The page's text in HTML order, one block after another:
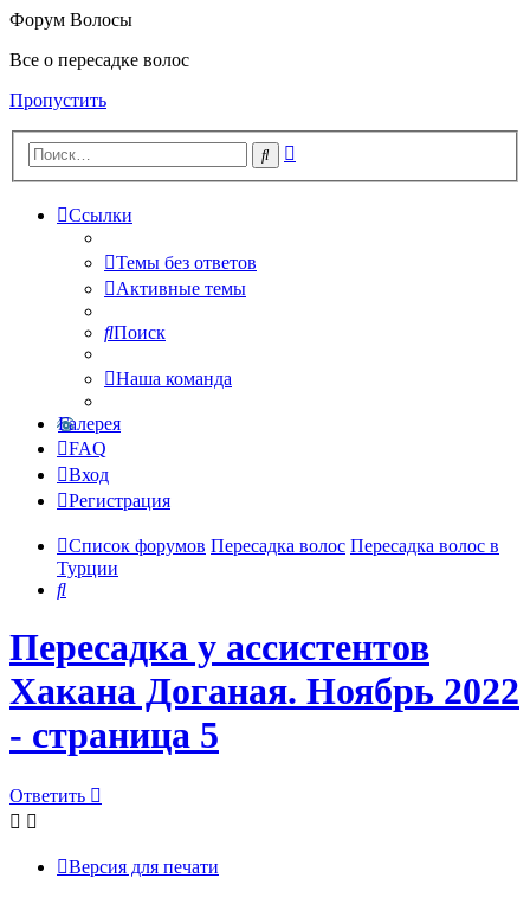
Форум Волосы
Все о пересадке волос
Пропустить
Поиск
Ссылки
Темы без ответов
Активные темы
Поиск
Наша команда
Галерея
FAQ
Вход
Регистрация
Список форумов Пересадка волос Пересадка волос в
Турции
Поиск
Пересадка у ассистентов
Хакана Доганая. Ноябрь 2022
- страница 5
Ответить
Версия для печати